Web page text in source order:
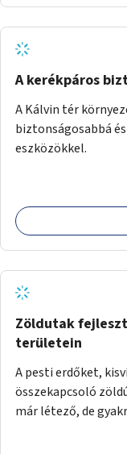
A kerékpáros
A Kálvin tér
biztonságosabbá
eszközökkel.
Zöldutak
területein
A pesti erdőket,
összekapcsoló
már létező, de